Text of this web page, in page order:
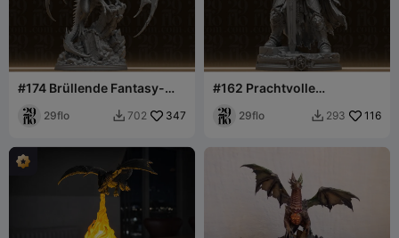
#174 Brüllende Fantasy-
Bestie29flo  702 347
#162 Prachtvolle
Fantasy-Paladin-Figur
29flo  293 116